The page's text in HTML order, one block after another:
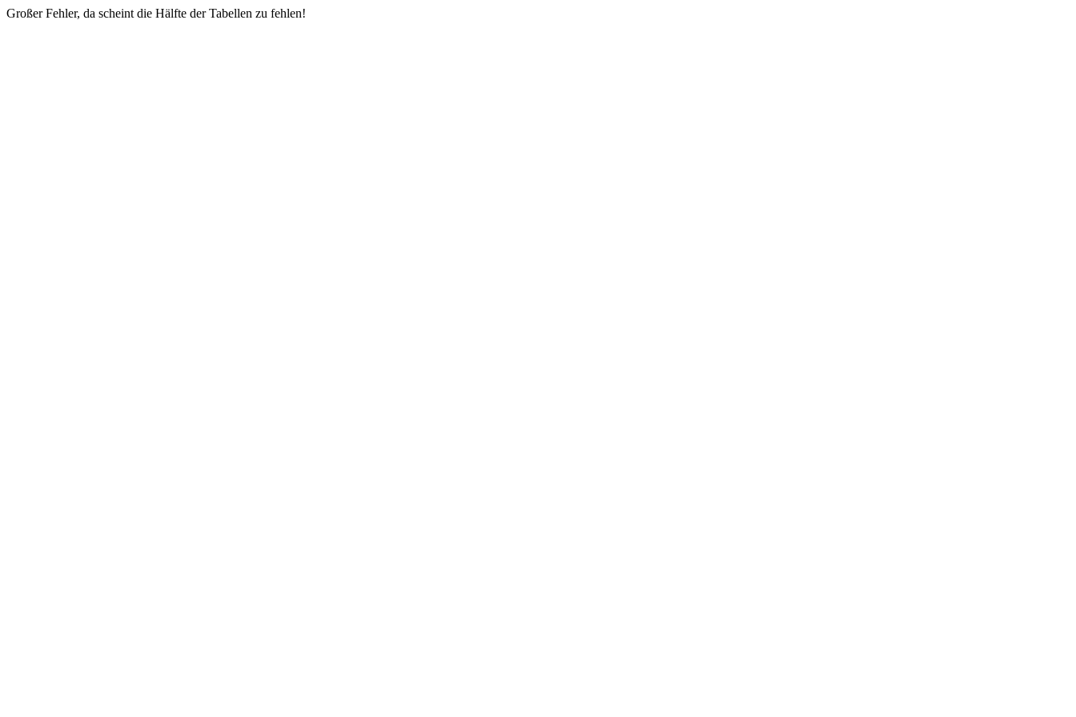
Großer Fehler, da scheint die Hälfte der Tabellen zu fehlen!